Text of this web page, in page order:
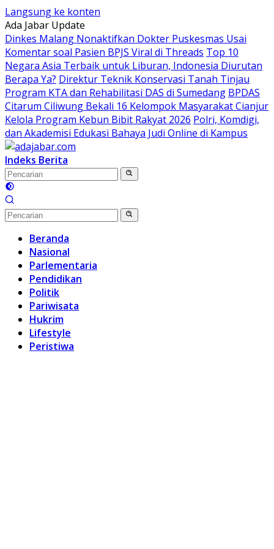
Langsung ke konten
Ada Jabar Update
Dinkes Malang Nonaktifkan Dokter Puskesmas Usai
Komentar soal Pasien BPJS Viral di Threads Top 10
Negara Asia Terbaik untuk Liburan, Indonesia Diurutan
Berapa Ya? Direktur Teknik Konservasi Tanah Tinjau
Program KTA dan Rehabilitasi DAS di Sumedang BPDAS
Citarum Ciliwung Bekali 16 Kelompok Masyarakat Cianjur
Kelola Program Kebun Bibit Rakyat 2026 Polri, Komdigi,
dan Akademisi Edukasi Bahaya Judi Online di Kampus
Indeks Berita
Beranda
Nasional
Parlementaria
Pendidikan
Politik
Pariwisata
Hukrim
Lifestyle
Peristiwa